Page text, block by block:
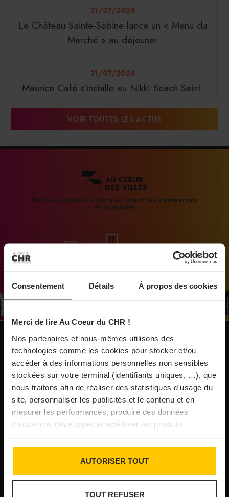
Consentement Détails À propos des cookies
Merci de lire Au Coeur du CHR !
Nos partenaires et nous-mêmes utilisons des
technologies comme les cookies pour stocker et/ou
accéder à des informations personnelles non sensibles
stockées sur votre terminal (identifiants uniques, …), que
nous traitons afin de réaliser des statistiques d'usage du
site, personnaliser les publicités et le contenu et en
mesurer les performances, produire des données
d’audience, développer et améliorer les produits.
AUTORISER TOUT
TOUT REFUSER
31/07/2026
Le Château Sainte-Sabine lance un « Menu du
Marché » au déjeuner
31/07/2026
Maurice Café s’installe au Nikki Beach Saint-
DalterFood Group franchit les 200 millions
31/07/2026
La Liste : La Réserve Paris de nouveau meilleur
maison de collectionneur
31/07/2026
Vins fins : la Chine affiche ses ambitions
31/07/2026
Brasserie Dupont : la bière saison, mais pas
que…
Incendies : l’aide d’urgence rehaussée à 8 000 €
pour les indépendants, l’autoroute A63 réouverte
VOIR TOUTES LES ACTUS
Médias engagés pour que vivent les commerces
de proximité
NOS PUBLICATIONS